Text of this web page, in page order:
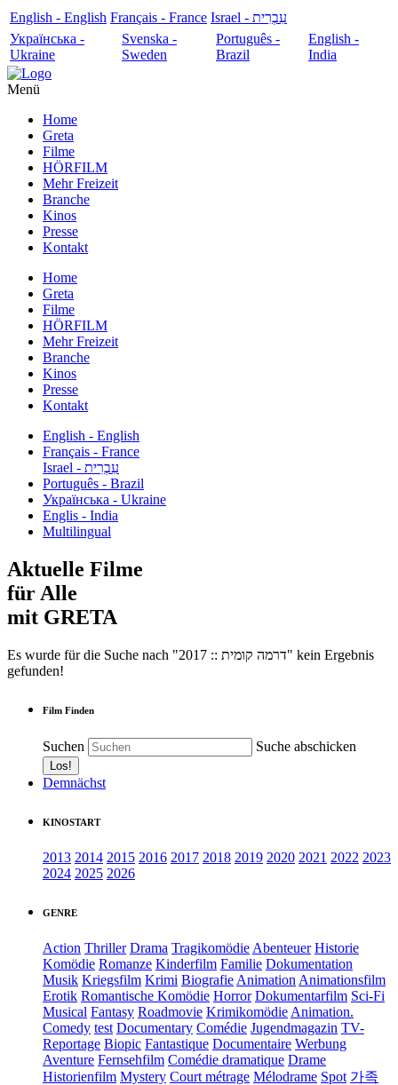
English - English Français - France
עִבְרִית - Israel
Українська -
Ukraine
Svenska -
Sweden
Português -
Brazil
English -
India
Menü
Home
Greta
Filme
HÖRFILM
Mehr Freizeit
Branche
Kinos
Presse
Kontakt
Home
Greta
Filme
HÖRFILM
Mehr Freizeit
Branche
Kinos
Presse
Kontakt
English - English
Français - France
עִבְרִית - Israel
Português - Brazil
Українська - Ukraine
Englis - India
Multilingual
Aktuelle Filme
für Alle
mit GRETA
Es wurde für die Suche nach "2017 :: דרמה קומית" kein Ergebnis
gefunden!
Film Finden
Suchen Suche abschicken
Demnächst
KINOSTART
2013 2014 2015 2016 2017 2018 2019 2020 2021 2022 2023
2024 2025 2026
GENRE
Action Thriller Drama Tragikomödie Abenteuer Historie
Komödie Romanze Kinderfilm Familie Dokumentation
Musik Kriegsfilm Krimi Biografie Animation Animationsfilm
Erotik Romantische Komödie Horror Dokumentarfilm Sci-Fi
Musical Fantasy Roadmovie Krimikomödie Animation.
Comedy test Documentary Comédie Jugendmagazin TV-
Reportage Biopic Fantastique Documentaire Werbung
Aventure Fernsehfilm Comédie dramatique Drame
Historienfilm Mystery Court métrage Mélodrame Spot 가족